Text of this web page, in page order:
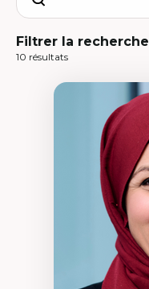
Filtrer la recherche
10 résultats